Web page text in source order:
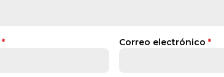
* Correo electrónico *